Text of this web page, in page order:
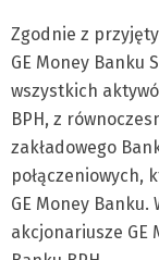
Zgodnie z
GE Money Banku
wszystkich
BPH, z
zakładowego
połączeniowych,
GE Money Banku.
akcjonariusze GE